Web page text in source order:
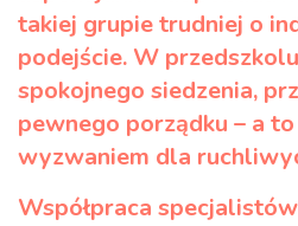
takiej grupie trudniej o
podejście. W
spokojnego siedzenia,
pewnego porządku – a
wyzwaniem dla
Współpraca